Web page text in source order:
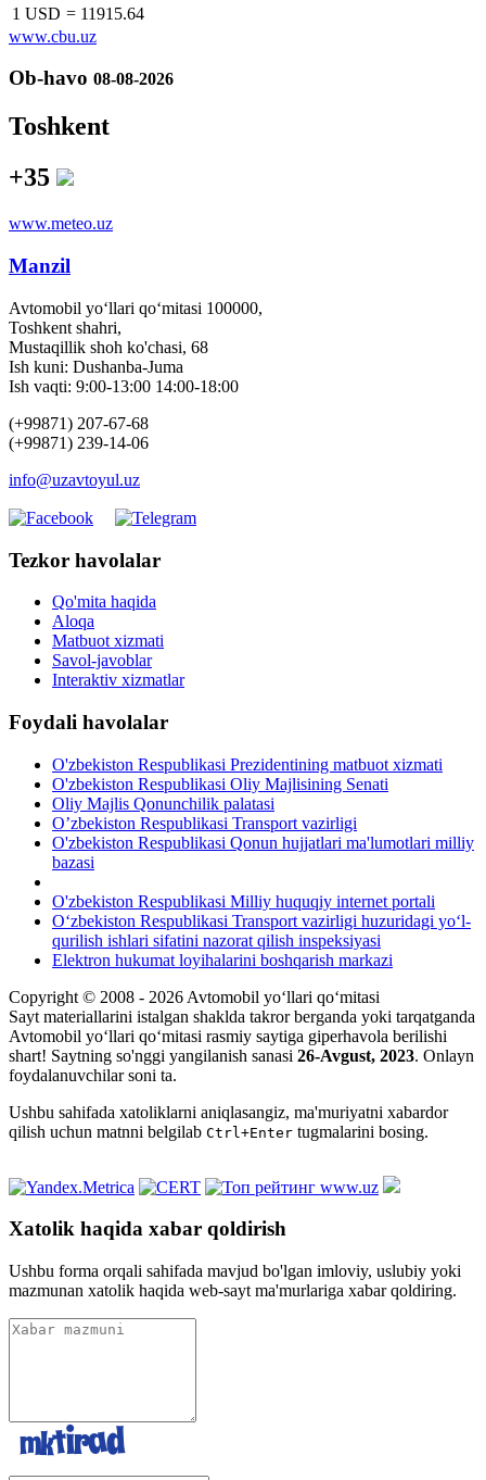
1 USD = 11915.64
www.cbu.uz
Ob-havo 08-08-2026
Toshkent
+35
www.meteo.uz
Manzil
Avtomobil yo‘llari qo‘mitasi 100000,
Toshkent shahri,
Mustaqillik shoh ko'chasi, 68
Ish kuni: Dushanba-Juma
Ish vaqti: 9:00-13:00 14:00-18:00
(+99871) 207-67-68
(+99871) 239-14-06
info@uzavtoyul.uz
Tezkor havolalar
Qo'mita haqida
Aloqa
Matbuot xizmati
Savol-javoblar
Interaktiv xizmatlar
Foydali havolalar
O'zbekiston Respublikasi Prezidentining matbuot xizmati
O'zbekiston Respublikasi Oliy Majlisining Senati
Oliy Majlis Qonunchilik palatasi
O’zbekiston Respublikasi Transport vazirligi
O'zbekiston Respublikasi Qonun hujjatlari ma'lumotlari milliy
bazasi
O'zbekiston Respublikasi Milliy huquqiy internet portali
O‘zbekiston Respublikasi Transport vazirligi huzuridagi yo‘l-
qurilish ishlari sifatini nazorat qilish inspeksiyasi
Elektron hukumat loyihalarini boshqarish markazi
Copyright © 2008 - 2026 Avtomobil yo‘llari qo‘mitasi
Sayt materiallarini istalgan shaklda takror berganda yoki tarqatganda
Avtomobil yo‘llari qo‘mitasi rasmiy saytiga giperhavola berilishi
shart! Saytning so'nggi yangilanish sanasi 26-Avgust, 2023. Onlayn
foydalanuvchilar soni ta.
Ushbu sahifada xatoliklarni aniqlasangiz, ma'muriyatni xabardor
qilish uchun matnni belgilab Ctrl+Enter tugmalarini bosing.
Xatolik haqida xabar qoldirish
Ushbu forma orqali sahifada mavjud bo'lgan imloviy, uslubiy yoki
mazmunan xatolik haqida web-sayt ma'murlariga xabar qoldiring.